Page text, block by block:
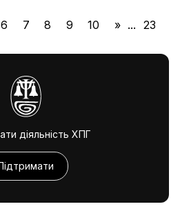
6 7 8 9 10 » ... 23
діяльність ХПГ